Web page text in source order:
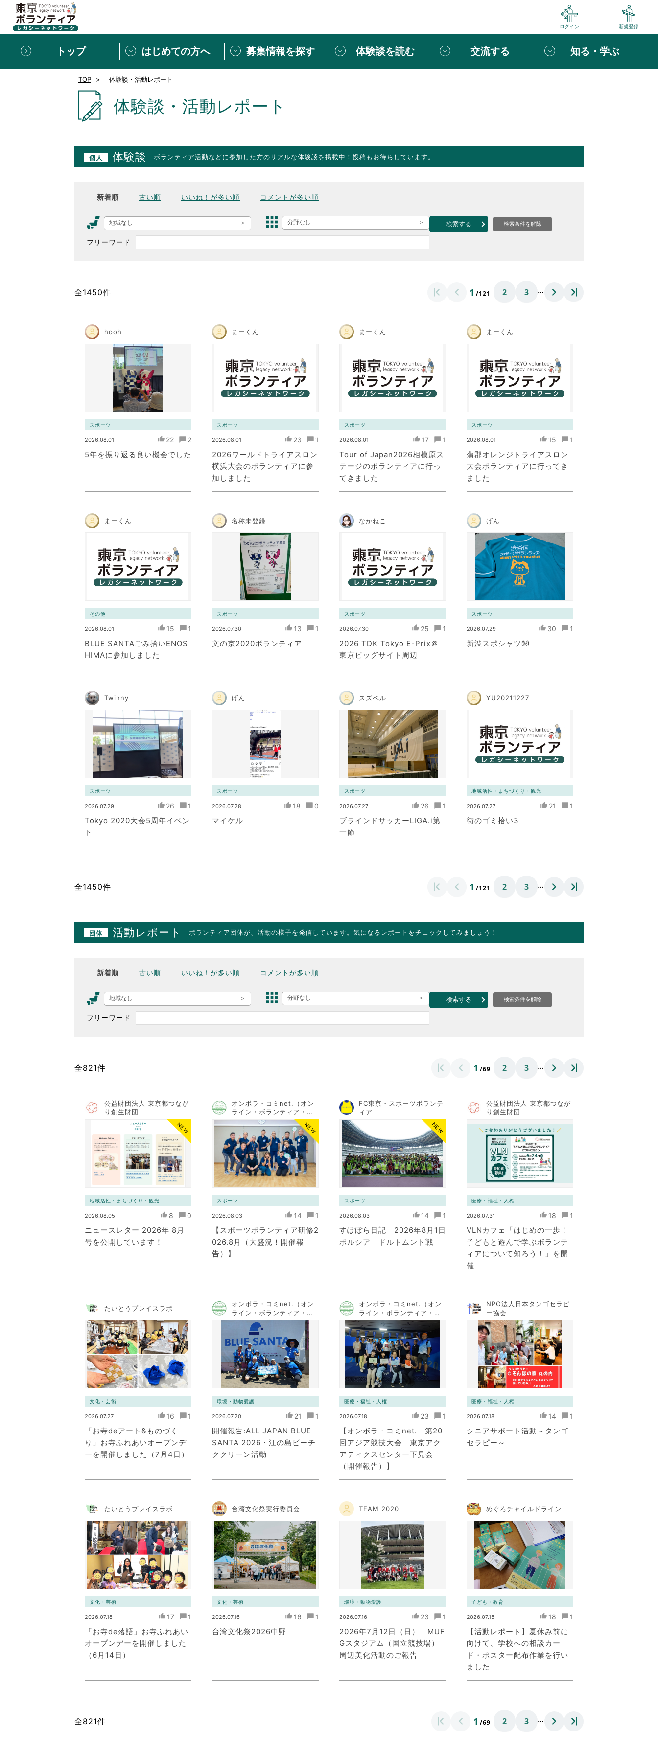
ログイン 新規登録
トップ はじめての方へ
新規登録 ボランティアをしたい方は「個人ユーザー登録」
東京ボランティアレガシーネットワークとは ボランティアはじめての方へ
ボランティア みんなのVOICE
募集情報を探す
募集情報
体験談を読む
[個人] 体験談
交流する
ボランティアの広場
知る・学ぶ
新着記事一覧
スペシャルインタビュー
ボランティアはじめの一歩
東京2020大会の軌跡 ボランティア関連ニュース（外部記事）
TOP 体験談・活動レポート
体験談・活動レポート
個人 体験談 ボランティア活動などに参加した方のリアルな体験談を掲載中！投稿もお待ちしています。
新着順 古い順 いいね！が多い順 コメントが多い順
地域なし 分野なし
フリーワード
検索する 検索条件を解除
全1450件 1 /121 2 3 …
hooh
スポーツ
2026.08.01 22 2
5年を振り返る良い機会でした
まーくん
スポーツ
2026.08.01 23 1
2026ワールドトライアスロン
横浜大会のボランティアに参
加しました
まーくん
スポーツ
2026.08.01 17 1
Tour of Japan2026相模原ス
テージのボランティアに行っ
てきました
まーくん
スポーツ
2026.08.01 15 1
蒲郡オレンジトライアスロン
大会ボランティアに行ってき
ました
まーくん
その他
2026.08.01 15 1
BLUE SANTAごみ拾いENOS
HIMAに参加しました
名称未登録
スポーツ
2026.07.30 13 1
文の京2020ボランティア
なかねこ
スポーツ
2026.07.30 25 1
2026 TDK Tokyo E-Prix＠
東京ビッグサイト周辺
げん
スポーツ
2026.07.29 30 1
新渋スポシャツ👐
Twinny
スポーツ
2026.07.29 26 1
Tokyo 2020大会5周年イベン
ト
げん
スポーツ
2026.07.28 18 0
マイケル
スズベル
スポーツ
2026.07.27 26 1
ブラインドサッカーLIGA.i第
一節
YU20211227
地域活性・まちづくり・観光
2026.07.27 21 1
街のゴミ拾い3
全1450件 1 /121 2 3 …
団体 活動レポート ボランティア団体が、活動の様子を発信しています。気になるレポートをチェックしてみましょう！
新着順 古い順 いいね！が多い順 コメントが多い順
地域なし 分野なし
フリーワード
検索する 検索条件を解除
全821件 1 /69 2 3 …
公益財団法人 東京都つなが
り創生財団
NEW
地域活性・まちづくり・観光
2026.08.05 8 0
ニュースレター 2026年 8月
号を公開しています！
オンボラ・コミnet.（オン
ライン・ボランティア・コ
ミュニケーション・ネット
ワーク）
NEW
スポーツ
2026.08.03 14 1
【スポーツボランティア研修2
026.8月（大盛況！開催報
告）】
FC東京・スポーツボランテ
ィア
NEW
スポーツ
2026.08.03 14 1
すぽぼら日記 2026年8月1日
ボルシア ドルトムント戦
公益財団法人 東京都つなが
り創生財団
医療・福祉・人権
2026.07.31 18 1
VLNカフェ「はじめの一歩！
子どもと遊んで学ぶボランテ
ィアについて知ろう！」を開
催
たいとうプレイスラボ
文化・芸術
2026.07.27 16 1
「お寺deアート&ものづく
り」お寺ふれあいオープンデ
ーを開催しました（7月4日）
オンボラ・コミnet.（オン
ライン・ボランティア・コ
ミュニケーション・ネット
ワーク）
環境・動物愛護
2026.07.20 21 1
開催報告:ALL JAPAN BLUE
SANTA 2026・江の島ビーチ
ククリーン活動
オンボラ・コミnet.（オン
ライン・ボランティア・コ
ミュニケーション・ネット
ワーク）
医療・福祉・人権
2026.07.18 23 1
【オンボラ・コミnet. 第20
回アジア競技大会 東京アク
アティクスセンター下見会
（開催報告）】
NPO法人日本タンゴセラピ
ー協会
医療・福祉・人権
2026.07.18 14 1
シニアサポート活動～タンゴ
セラピー～
たいとうプレイスラボ
文化・芸術
2026.07.18 17 1
「お寺de落語」お寺ふれあい
オープンデーを開催しました
（6月14日）
台湾文化祭実行委員会
文化・芸術
2026.07.16 16 1
台湾文化祭2026中野
TEAM 2020
環境・動物愛護
2026.07.16 23 1
2026年7月12日（日） MUF
Gスタジアム（国立競技場）
周辺美化活動のご報告
めぐろチャイルドライン
子ども・教育
2026.07.15 18 1
【活動レポート】夏休み前に
向けて、学校への相談カー
ド・ポスター配布作業を行い
ました
全821件 1 /69 2 3 …